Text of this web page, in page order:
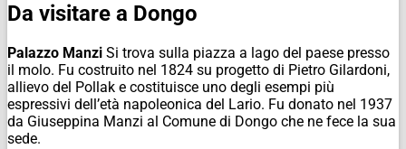
Da visitare a Dongo
Palazzo Manzi Si trova sulla piazza a lago del paese presso
il molo. Fu costruito nel 1824 su progetto di Pietro Gilardoni,
allievo del Pollak e costituisce uno degli esempi più
espressivi dell’età napoleonica del Lario. Fu donato nel 1937
da Giuseppina Manzi al Comune di Dongo che ne fece la sua
sede.